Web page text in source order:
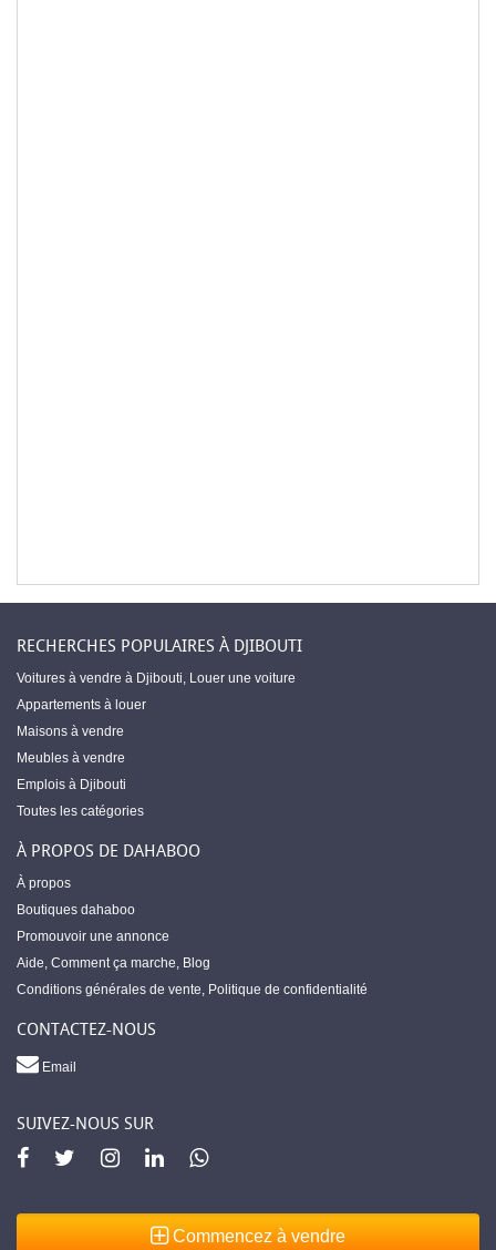
RECHERCHES POPULAIRES À DJIBOUTI
Voitures à vendre à Djibouti, Louer une voiture
Appartements à louer
Maisons à vendre
Meubles à vendre
Emplois à Djibouti
Toutes les catégories
À PROPOS DE DAHABOO
À propos
Boutiques dahaboo
Promouvoir une annonce
Aide, Comment ça marche, Blog
Conditions générales de vente, Politique de confidentialité
CONTACTEZ-NOUS
Email
SUIVEZ-NOUS SUR
Commencez à vendre